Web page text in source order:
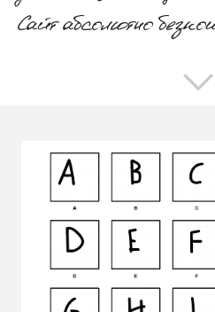
Сайт абсолютно